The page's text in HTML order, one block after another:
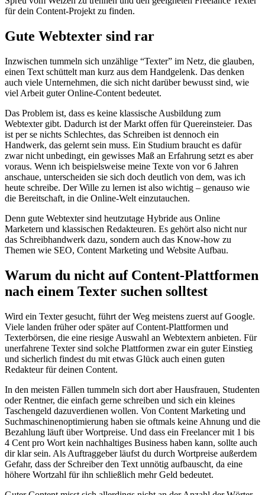
für dein Content-Projekt zu finden.
Gute Webtexter sind rar
Inzwischen tummeln sich unzählige “Texter” im Netz, die glauben,
einen Text schüttelt man kurz aus dem Handgelenk. Das denken
auch viele Unternehmen, die sich nicht darüber bewusst sind, wie
viel Arbeit guter Online-Content bedeutet.
Das Problem ist, dass es keine klassische Ausbildung zum
Webtexter gibt. Dadurch ist der Markt offen für Quereinsteier. Das
ist per se nichts Schlechtes, das Schreiben ist dennoch ein
Handwerk, das gelernt sein muss. Ein Studium braucht es dafür
zwar nicht unbedingt, ein gewisses Maß an Erfahrung setzt es aber
voraus. Wenn ich beispielsweise meine Texte von vor 6 Jahren
anschaue, unterscheiden sie sich doch deutlich von dem, was ich
heute schreibe. Der Wille zu lernen ist also wichtig – genauso wie
die Bereitschaft, in die Online-Welt einzutauchen.
Denn gute Webtexter sind heutzutage Hybride aus Online
Marketern und klassischen Redakteuren. Es gehört also nicht nur
das Schreibhandwerk dazu, sondern auch das Know-how zu
Themen wie SEO, Content Marketing und Website Aufbau.
Warum du nicht auf Content-Plattformen
nach einem Texter suchen solltest
Wird ein Texter gesucht, führt der Weg meistens zuerst auf Google.
Viele landen früher oder später auf Content-Plattformen und
Texterbörsen, die eine riesige Auswahl an Webtextern anbieten. Für
unerfahrene Texter sind solche Plattformen zwar ein guter Einstieg
und sicherlich findest du mit etwas Glück auch einen guten
Redakteur für deinen Content.
In den meisten Fällen tummeln sich dort aber Hausfrauen, Studenten
oder Rentner, die einfach gerne schreiben und sich ein kleines
Taschengeld dazuverdienen wollen. Von Content Marketing und
Suchmaschinenoptimierung haben sie oftmals keine Ahnung und die
Bezahlung läuft über Wortpreise. Und dass ein Freelancer mit 1 bis
4 Cent pro Wort kein nachhaltiges Business haben kann, sollte auch
dir klar sein. Als Auftraggeber läufst du durch Wortpreise außerdem
Gefahr, dass der Schreiber den Text unnötig aufbauscht, da eine
höhere Wortzahl für ihn schließlich mehr Geld bedeutet.